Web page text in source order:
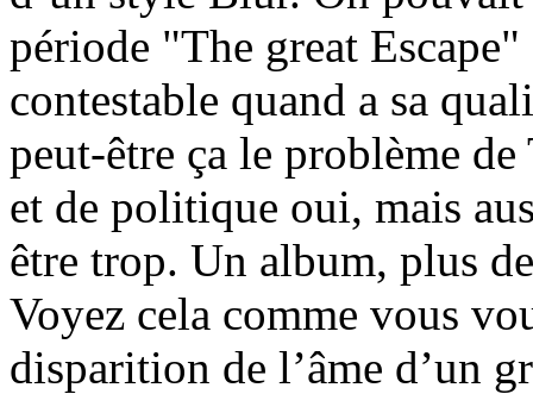
période "The great
contestable quand a sa
peut-être ça le problème
et de politique oui, mais
être trop. Un album, plus
Voyez cela comme vous
disparition de l’âme d’un